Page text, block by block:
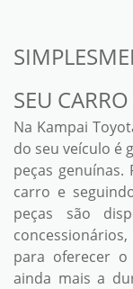
SEU CARRO
Na Kampai
do seu veículo é
peças genuínas.
carro e
peças são
para oferecer
ainda mais a